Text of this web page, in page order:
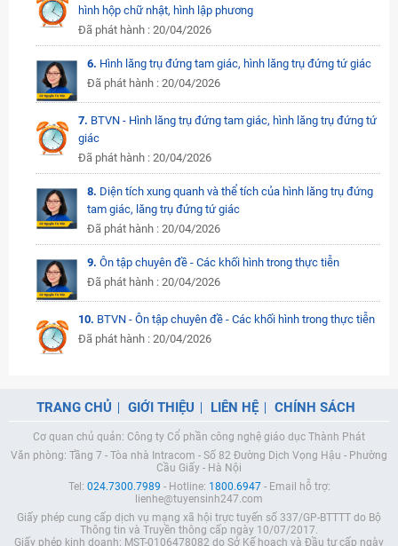
hình hộp chữ nhật, hình lập phương
Đã phát hành : 20/04/2026
6. Hình lăng trụ đứng tam giác, hình lăng trụ đứng tứ giác
Đã phát hành : 20/04/2026
7. BTVN - Hình lăng trụ đứng tam giác, hình lăng trụ đứng tứ
giác
Đã phát hành : 20/04/2026
8. Diện tích xung quanh và thể tích của hình lăng trụ đứng
tam giác, lăng trụ đứng tứ giác
Đã phát hành : 20/04/2026
9. Ôn tập chuyên đề - Các khối hình trong thực tiễn
Đã phát hành : 20/04/2026
10. BTVN - Ôn tập chuyên đề - Các khối hình trong thực tiễn
Đã phát hành : 20/04/2026
TRANG CHỦ GIỚI THIỆU LIÊN HỆ CHÍNH SÁCH
Cơ quan chủ quản: Công ty Cổ phần công nghệ giáo dục Thành Phát
Văn phòng: Tầng 7 - Tòa nhà Intracom - Số 82 Đường Dịch Vọng Hậu - Phường
Cầu Giấy - Hà Nội
Tel: 024.7300.7989 - Hotline: 1800.6947- Email hỗ trợ:
lienhe@tuyensinh247.com
Giấy phép cung cấp dịch vụ mạng xã hội trực tuyến số 337/GP-BTTTT do Bộ
Thông tin và Truyền thông cấp ngày 10/07/2017.
Giấy phép kinh doanh: MST-0106478082 do Sở Kế hoạch và Đầu tư cấp ngày